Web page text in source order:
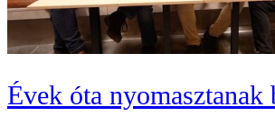
Évek óta nyomasztanak